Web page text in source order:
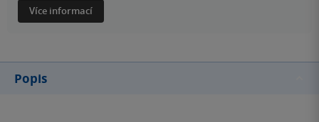
Více informací
Popis